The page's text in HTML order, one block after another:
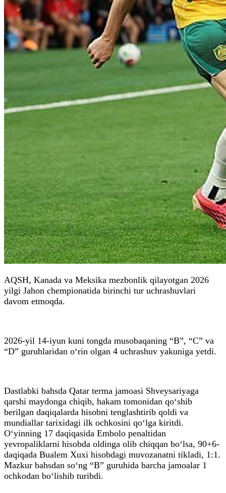
AQSH, Kanada va Meksika mezbonlik qilayotgan 2026
yilgi Jahon chempionatida birinchi tur uchrashuvlari
davom etmoqda.
2026-yil 14-iyun kuni tongda musobaqaning “B”, “C” va
“D” guruhlaridan o‘rin olgan 4 uchrashuv yakuniga yetdi.
Dastlabki bahsda Qatar terma jamoasi Shveysariyaga
qarshi maydonga chiqib, hakam tomonidan qo‘shib
berilgan daqiqalarda hisobni tenglashtirib qoldi va
mundiallar tarixidagi ilk ochkosini qo‘lga kiritdi.
O‘yinning 17 daqiqasida Embolo penaltidan
yevropaliklarni hisobda oldinga olib chiqqan bo‘lsa, 90+6-
daqiqada Bualem Xuxi hisobdagi muvozanatni tikladi, 1:1.
Mazkur bahsdan so‘ng “B” guruhida barcha jamoalar 1
ochkodan bo‘lishib turibdi.